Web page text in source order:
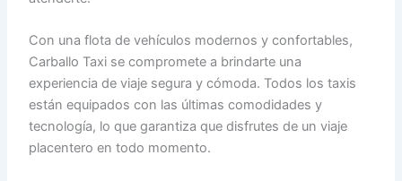
Con una flota de vehículos modernos y confortables,
Carballo Taxi se compromete a brindarte una
experiencia de viaje segura y cómoda. Todos los taxis
están equipados con las últimas comodidades y
tecnología, lo que garantiza que disfrutes de un viaje
placentero en todo momento.